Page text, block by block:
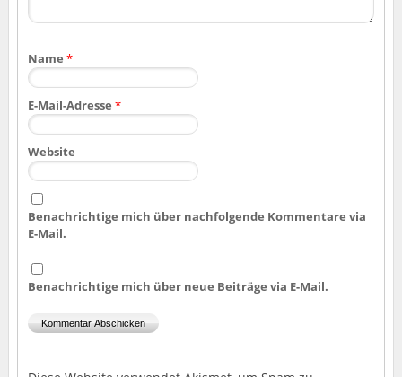
Name *
E-Mail-Adresse *
Website
Benachrichtige mich über nachfolgende Kommentare via
E-Mail.
Benachrichtige mich über neue Beiträge via E-Mail.